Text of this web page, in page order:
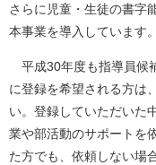
さらに児童・生徒の書字
本事業を導入しています。
平成30年度も指導員候
に登録を希望される方は
い。登録していただいた
業や部活動のサポートを
た方でも、依頼しない場